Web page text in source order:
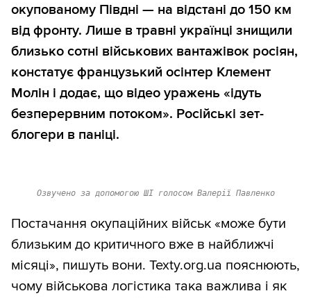
окупованому Півдні — на відстані до 150 км
від фронту. Лише в травні українці знищили
близько сотні військових вантажівок росіян,
констатує французький осінтер Клемент
Молін і додає, що відео уражень «ідуть
безперервним потоком». Російські зет-
блогери в паніці.
Озвучено за допомогою ШІ голосом Валерії Павленко
Постачання окупаційних військ «може бути
близьким до критичного вже в найближчі
місяці», пишуть вони. Texty.org.ua пояснюють,
чому військова логістика така важлива і як